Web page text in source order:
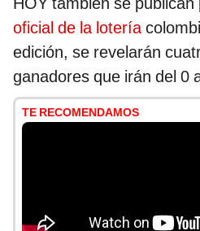
oficial de la lotería
edición, se revelarán
ganadores que irán del 0
TE RECOMENDAMOS